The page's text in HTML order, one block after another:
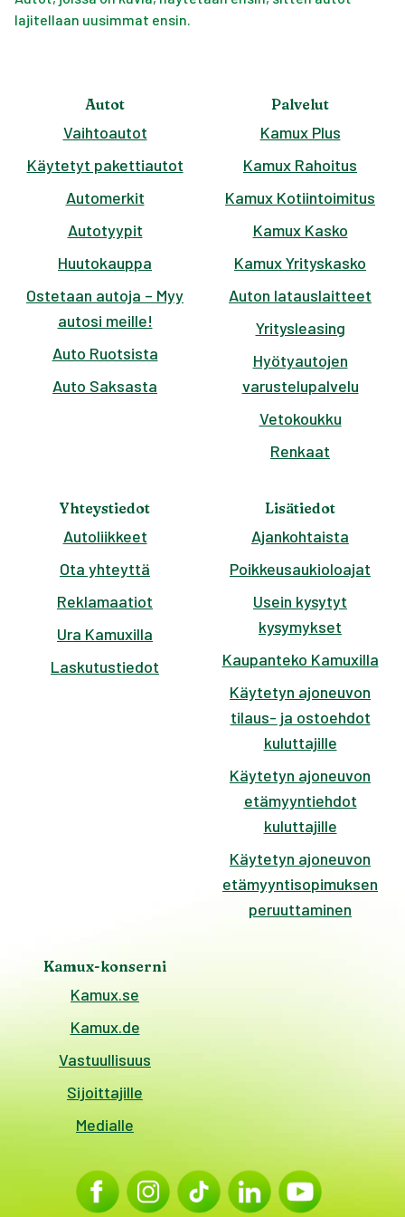
lajitellaan uusimmat ensin.
Autot
Vaihtoautot
Käytetyt pakettiautot
Automerkit
Autotyypit
Huutokauppa
Ostetaan autoja – Myy
autosi meille!
Auto Ruotsista
Auto Saksasta
Palvelut
Kamux Plus
Kamux Rahoitus
Kamux Kotiintoimitus
Kamux Kasko
Kamux Yrityskasko
Auton latauslaitteet
Yritysleasing
Hyötyautojen
varustelupalvelu
Vetokoukku
Renkaat
Yhteystiedot
Autoliikkeet
Ota yhteyttä
Reklamaatiot
Ura Kamuxilla
Laskutustiedot
Lisätiedot
Ajankohtaista
Poikkeusaukioloajat
Usein kysytyt
kysymykset
Kaupanteko Kamuxilla
Käytetyn ajoneuvon
tilaus- ja ostoehdot
kuluttajille
Käytetyn ajoneuvon
etämyyntiehdot
kuluttajille
Käytetyn ajoneuvon
etämyyntisopimuksen
peruuttaminen
Kamux-konserni
Kamux.se
Kamux.de
Vastuullisuus
Sijoittajille
Medialle